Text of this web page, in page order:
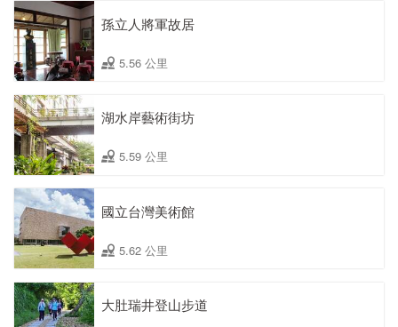
孫立人將軍故居
5.56 公里
湖水岸藝術街坊
5.59 公里
國立台灣美術館
5.62 公里
大肚瑞井登山步道